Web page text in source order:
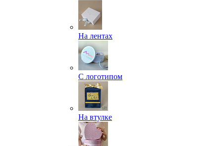
На лентах
С логотипом
На втулке